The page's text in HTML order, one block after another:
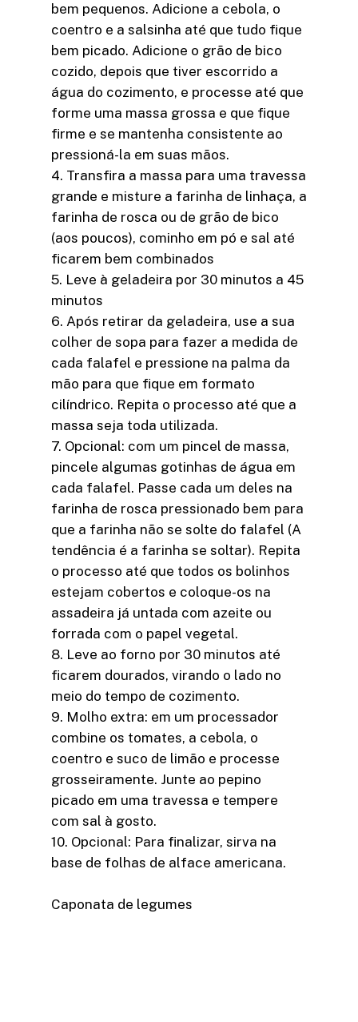
bem pequenos. Adicione a cebola, o
coentro e a salsinha até que tudo fique
bem picado. Adicione o grão de bico
cozido, depois que tiver escorrido a
água do cozimento, e processe até que
forme uma massa grossa e que fique
firme e se mantenha consistente ao
pressioná-la em suas mãos.
4. Transfira a massa para uma travessa
grande e misture a farinha de linhaça, a
farinha de rosca ou de grão de bico
(aos poucos), cominho em pó e sal até
ficarem bem combinados
5. Leve à geladeira por 30 minutos a 45
minutos
6. Após retirar da geladeira, use a sua
colher de sopa para fazer a medida de
cada falafel e pressione na palma da
mão para que fique em formato
cilíndrico. Repita o processo até que a
massa seja toda utilizada.
7. Opcional: com um pincel de massa,
pincele algumas gotinhas de água em
cada falafel. Passe cada um deles na
farinha de rosca pressionado bem para
que a farinha não se solte do falafel (A
tendência é a farinha se soltar). Repita
o processo até que todos os bolinhos
estejam cobertos e coloque-os na
assadeira já untada com azeite ou
forrada com o papel vegetal.
8. Leve ao forno por 30 minutos até
ficarem dourados, virando o lado no
meio do tempo de cozimento.
9. Molho extra: em um processador
combine os tomates, a cebola, o
coentro e suco de limão e processe
grosseiramente. Junte ao pepino
picado em uma travessa e tempere
com sal à gosto.
10. Opcional: Para finalizar, sirva na
base de folhas de alface americana.
Caponata de legumes